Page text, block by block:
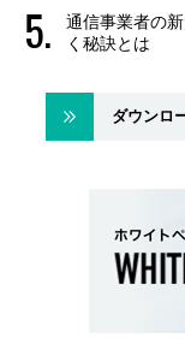
通信事業者の
く秘訣とは
ダウンロ